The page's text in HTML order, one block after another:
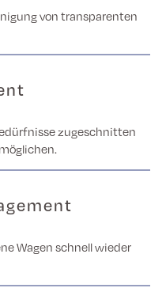
von transparenten
zugeschnitten
Wagen schnell wieder